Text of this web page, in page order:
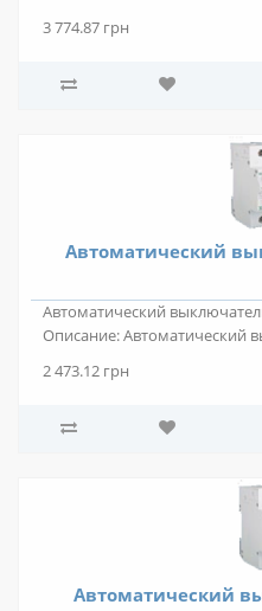
3 774.87 грн
Автоматический
Автоматический
Описание: Автоматический
2 473.12 грн
Автоматический